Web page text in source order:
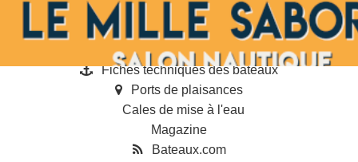
Annonces
Guides
Annuaire des professionnels
Fiches techniques des bateaux
Ports de plaisances
Cales de mise à l'eau
Magazine
Bateaux.com